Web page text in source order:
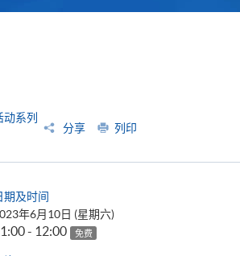
动系列
分享
列印
期及时间
年6月10日 (星期六)
- 12:00 免费